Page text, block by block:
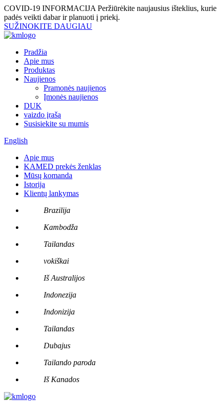
COVID-19 INFORMACIJA Peržiūrėkite naujausius išteklius, kurie
padės veikti dabar ir planuoti į priekį.
SUŽINOKITE DAUGIAU
Pradžia
Apie mus
Produktas
Naujienos
Pramonės naujienos
Įmonės naujienos
DUK
vaizdo įrašą
Susisiekite su mumis
English
Apie mus
KAMED prekės ženklas
Mūsų komanda
Istorija
Klientų lankymas
Brazilija
Kambodža
Tailandas
vokiškai
Iš Australijos
Indonezija
Indonizija
Tailandas
Dubajus
Tailando paroda
Iš Kanados